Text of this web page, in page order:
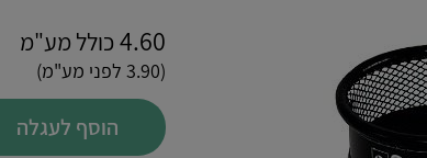
4.60 כולל מע"מ
(3.90 לפני מע"מ)
הוסף לעגלה